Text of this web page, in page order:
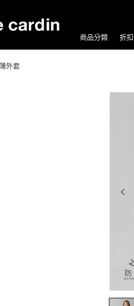
商品分類 折
外套